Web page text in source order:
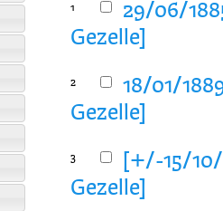
1
29/06/
Gezelle]
2
18/01/
Gezelle]
3
[+/-15/
Gezelle]